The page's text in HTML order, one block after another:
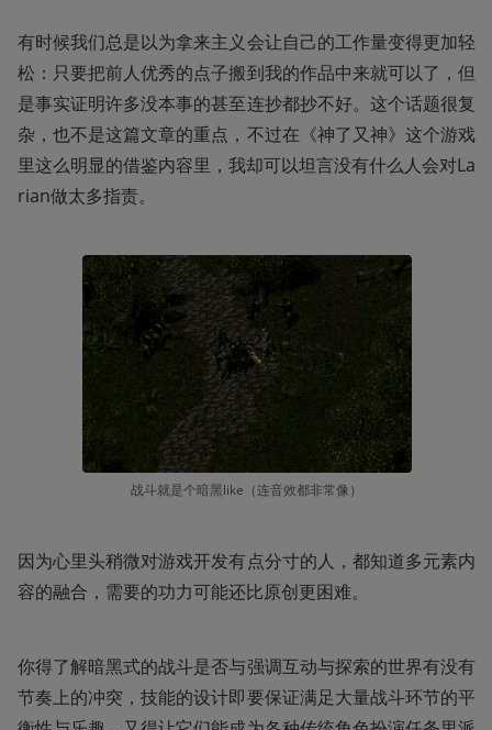
有时候我们总是以为拿来主义会让自己的工作量变得更加轻
松：只要把前人优秀的点子搬到我的作品中来就可以了，但
是事实证明许多没本事的甚至连抄都抄不好。这个话题很复
杂，也不是这篇文章的重点，不过在《神了又神》这个游戏
里这么明显的借鉴内容里，我却可以坦言没有什么人会对La
rian做太多指责。
战斗就是个暗黑like（连音效都非常像）
因为心里头稍微对游戏开发有点分寸的人，都知道多元素内
容的融合，需要的功力可能还比原创更困难。
你得了解暗黑式的战斗是否与强调互动与探索的世界有没有
节奏上的冲突，技能的设计即要保证满足大量战斗环节的平